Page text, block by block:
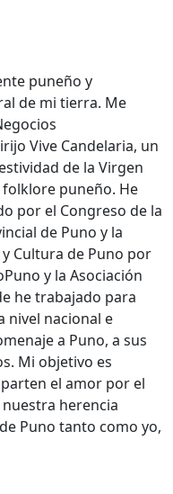
puneño y
de mi tierra. Me
Vive Candelaria, un
de la Virgen
puneño. He
por el Congreso de la
de Puno y la
Cultura de Puno por
y la Asociación
he trabajado para
nivel nacional e
a Puno, a sus
Mi objetivo es
el amor por el
herencia
Puno tanto como yo,